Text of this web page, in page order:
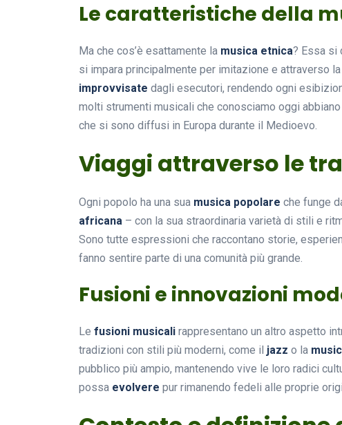
Le caratteristiche della
Ma che cos’è esattamente la musica etnica? Essa si
si impara principalmente per imitazione e attraverso
improvvisate dagli esecutori, rendendo ogni
molti strumenti musicali che conosciamo oggi
che si sono diffusi in Europa durante il Medioevo.
Viaggi attraverso le
Ogni popolo ha una sua musica popolare che funge
africana – con la sua straordinaria varietà di stili e
Sono tutte espressioni che raccontano storie,
fanno sentire parte di una comunità più grande.
Fusioni e innovazioni
Le fusioni musicali rappresentano un altro aspetto
tradizioni con stili più moderni, come il jazz o la
pubblico più ampio, mantenendo vive le loro radici
possa evolvere pur rimanendo fedeli alle proprie